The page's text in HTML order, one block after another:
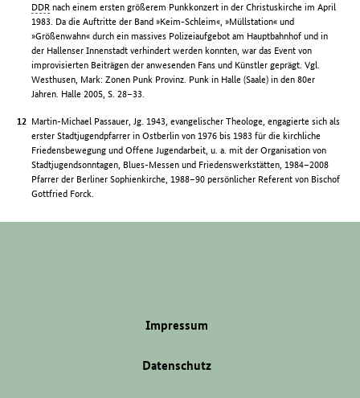
DDR nach einem ersten größerem Punkkonzert in der Christuskirche im April
1983. Da die Auftritte der Band »Keim-Schleim«, »Müllstation« und
»Größenwahn« durch ein massives Polizeiaufgebot am Hauptbahnhof und in
der Hallenser Innenstadt verhindert werden konnten, war das Event von
improvisierten Beiträgen der anwesenden Fans und Künstler geprägt. Vgl.
Westhusen, Mark: Zonen Punk Provinz. Punk in Halle (Saale) in den 80er
Jahren. Halle 2005, S. 28–33.
Martin-Michael Passauer, Jg. 1943, evangelischer Theologe, engagierte sich als
erster Stadtjugendpfarrer in Ostberlin von 1976 bis 1983 für die kirchliche
Friedensbewegung und Offene Jugendarbeit, u. a. mit der Organisation von
Stadtjugendsonntagen, Blues-Messen und Friedenswerkstätten, 1984–2008
Pfarrer der Berliner Sophienkirche, 1988–90 persönlicher Referent von Bischof
Gottfried Forck.
Impressum
Datenschutz